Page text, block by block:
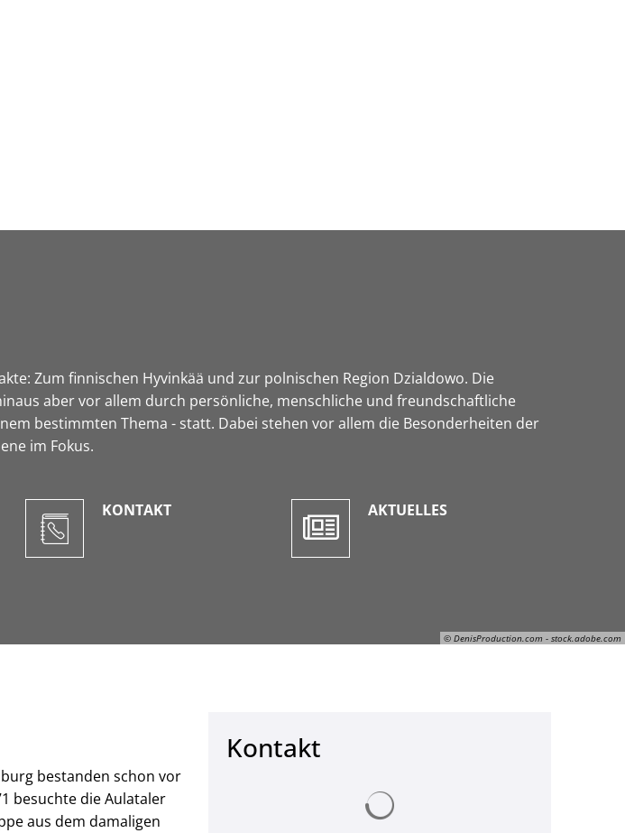
© DenisProduction.com - stock.adobe.com
Zum finnischen Hyvinkää und zur polnischen Region Dzialdowo. Die
aber vor allem durch persönliche, menschliche und freundschaftliche
bestimmten Thema - statt. Dabei stehen vor allem die Besonderheiten der
im Fokus.
KONTAKT AKTUELLES
bestanden schon vor
besuchte die Aulataler
aus dem damaligen
Kontakt